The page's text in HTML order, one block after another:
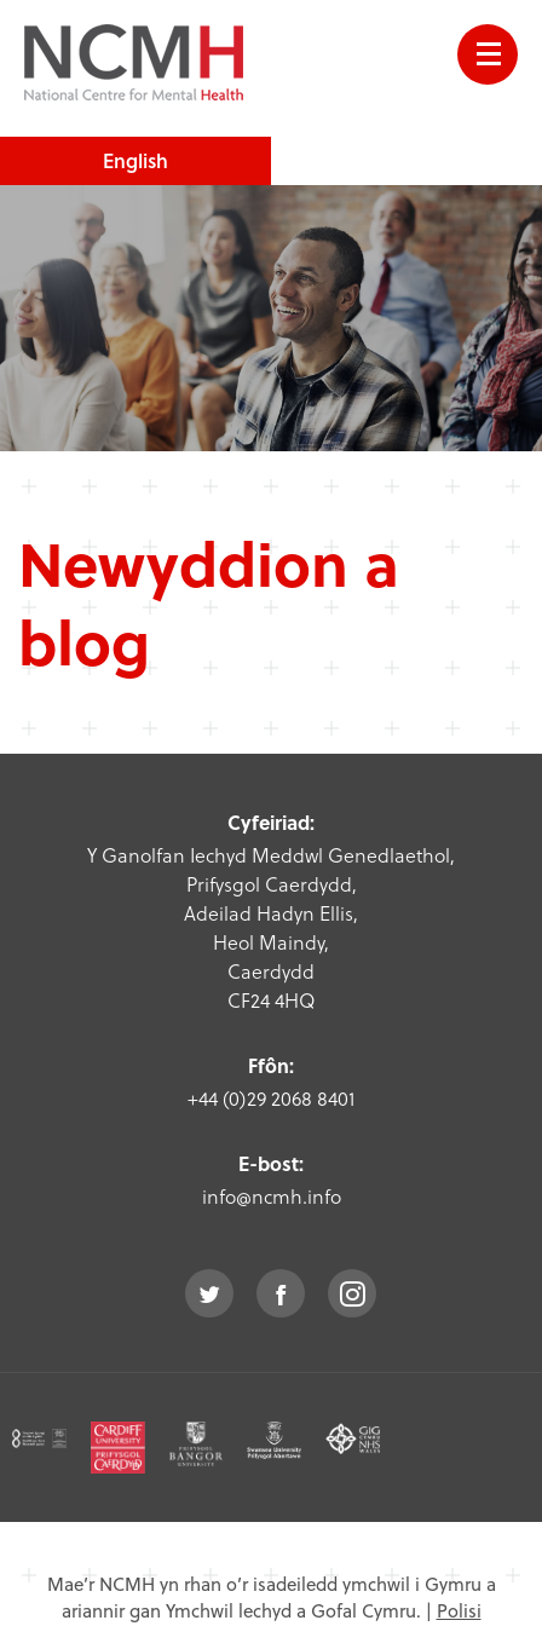
English
Newyddion a
blog
Cyfeiriad:
Y Ganolfan Iechyd Meddwl Genedlaethol,
Prifysgol Caerdydd,
Adeilad Hadyn Ellis,
Heol Maindy,
Caerdydd
CF24 4HQ
Ffôn:
+44 (0)29 2068 8401
E-bost:
info@ncmh.info
Mae’r NCMH yn rhan o’r isadeiledd ymchwil i Gymru a
ariannir gan Ymchwil lechyd a Gofal Cymru. | Polisi